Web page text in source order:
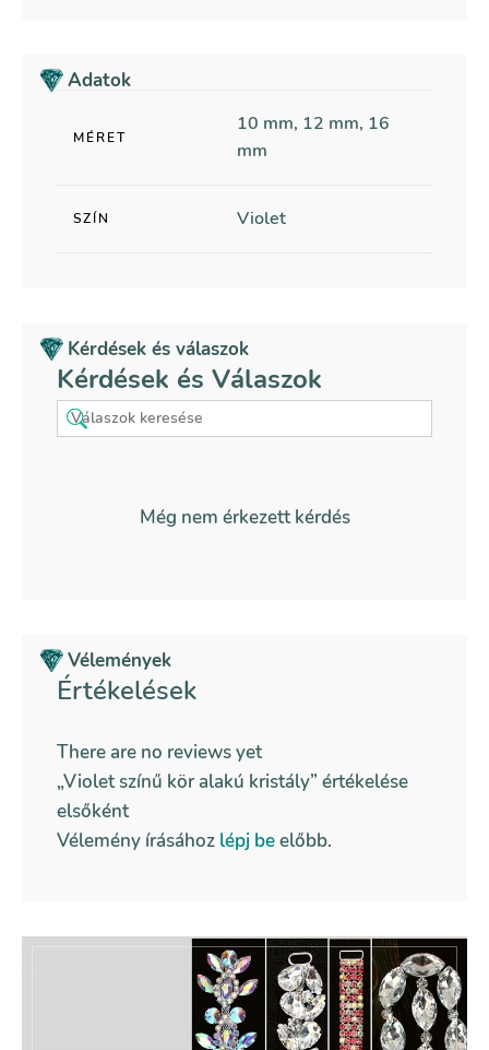
Adatok
MÉRET
10 mm, 12 mm, 16
mm
SZÍN Violet
Kérdések és válaszok
Kérdések és Válaszok
Még nem érkezett kérdés
Vélemények
Értékelések
There are no reviews yet
„Violet színű kör alakú kristály” értékelése
elsőként
Vélemény írásához lépj beelőbb.